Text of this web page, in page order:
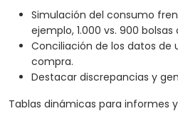
Simulación del consumo
ejemplo, 1.000 vs. 900
Conciliación de los datos de
compra.
Destacar discrepancias y
Tablas dinámicas para informes